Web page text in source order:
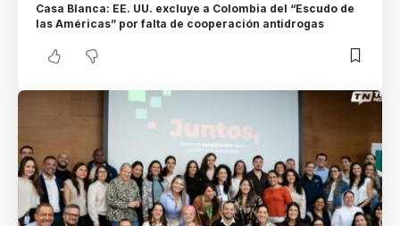
Casa Blanca: EE. UU. excluye a Colombia del “Escudo de
las Américas” por falta de cooperación antidrogas